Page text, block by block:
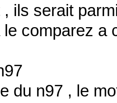
ils serait
comparez a
du n97 , le